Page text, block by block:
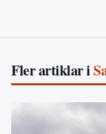
Fler artiklar i